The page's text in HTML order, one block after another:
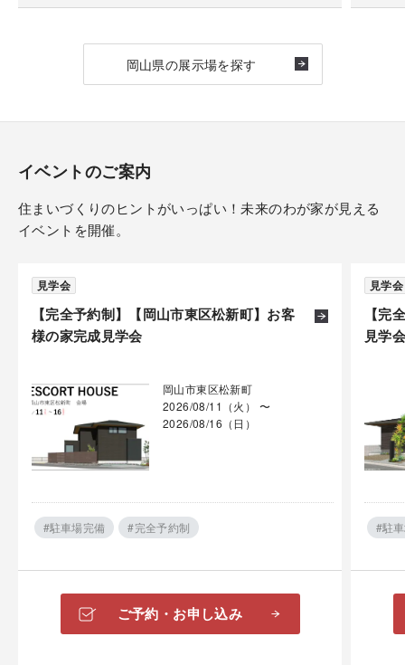
岡山県の展示場を探す
イベントのご案内
住まいづくりのヒントがいっぱい！未来のわが家が見える
イベントを開催。
【完全予約制】【岡山市東区松新町】お客
様の家完成見学会
見学会
岡山市東区松新町
2026/08/11（火） 〜
2026/08/16（日）
#駐車場完備 #完全予約制
ご予約・お申し込み
【完
見学会
見学会
#駐